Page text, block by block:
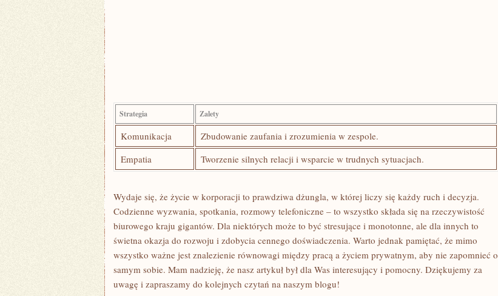
Strategia Zalety
Komunikacja
Zbudowanie zaufania ‌i zrozumienia ‍w ​zespole.
Empatia
Tworzenie silnych relacji i wsparcie w‍ trudnych sytuacjach.
Wydaje się, że życie w korporacji to prawdziwa dżungla, w której⁤ liczy się ​każdy ruch i decyzja.
Codzienne wyzwania, spotkania, rozmowy⁢ telefoniczne – to‍ wszystko składa się na rzeczywistość
biurowego kraju⁣ gigantów. Dla niektórych może to​ być stresujące i monotonne, ale dla innych to
świetna okazja do rozwoju i​ zdobycia cennego doświadczenia. Warto jednak pamiętać,⁤ że mimo
wszystko ważne jest znalezienie równowagi między pracą‌ a życiem prywatnym, aby nie zapomnieć o
samym sobie. Mam nadzieję, że nasz artykuł był dla Was interesujący i pomocny. Dziękujemy za
uwagę i zapraszamy ⁢do kolejnych czytań na⁤ naszym ⁤blogu!